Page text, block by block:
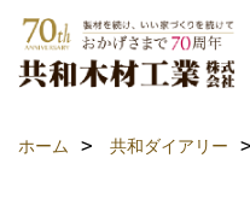
ホーム 共和ダイアリー